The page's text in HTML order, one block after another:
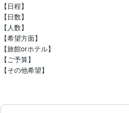
【日程】
【日数】
【人数】
【希望方面】
【旅館orホテル】
【ご予算】
【その他希望】